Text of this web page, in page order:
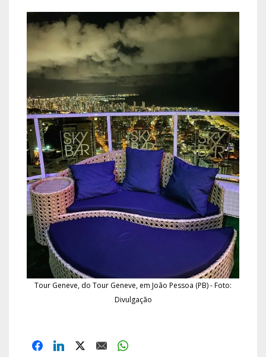
Tour Geneve, do Tour Geneve, em João Pessoa (PB) - Foto:
Divulgação